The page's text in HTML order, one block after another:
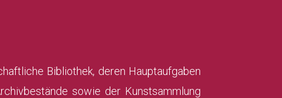
Bibliothek, deren Hauptaufgaben
sowie der Kunstsammlung